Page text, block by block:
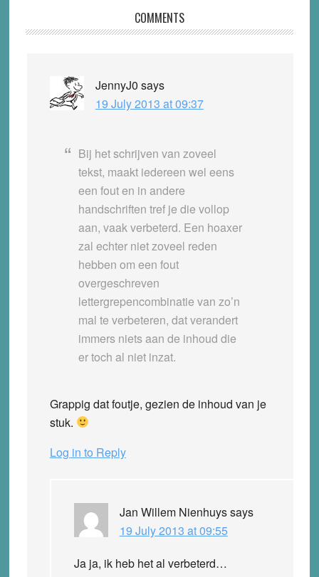
Interactions
COMMENTS
JennyJ0 says
19 July 2013 at 09:37
Bij het schrijven van zoveel
tekst, maakt iedereen wel eens
een fout en in andere
handschriften tref je die vollop
aan, vaak verbeterd. Een hoaxer
zal echter niet zoveel reden
hebben om een fout
overgeschreven
lettergrepencombinatie van zo’n
mal te verbeteren, dat verandert
immers niets aan de inhoud die
er toch al niet inzat.
Grappig dat foutje, gezien de inhoud van je
stuk.
Log in to Reply
Jan Willem Nienhuyssays
19 July 2013 at 09:55
Ja ja, ik heb het al verbeterd…